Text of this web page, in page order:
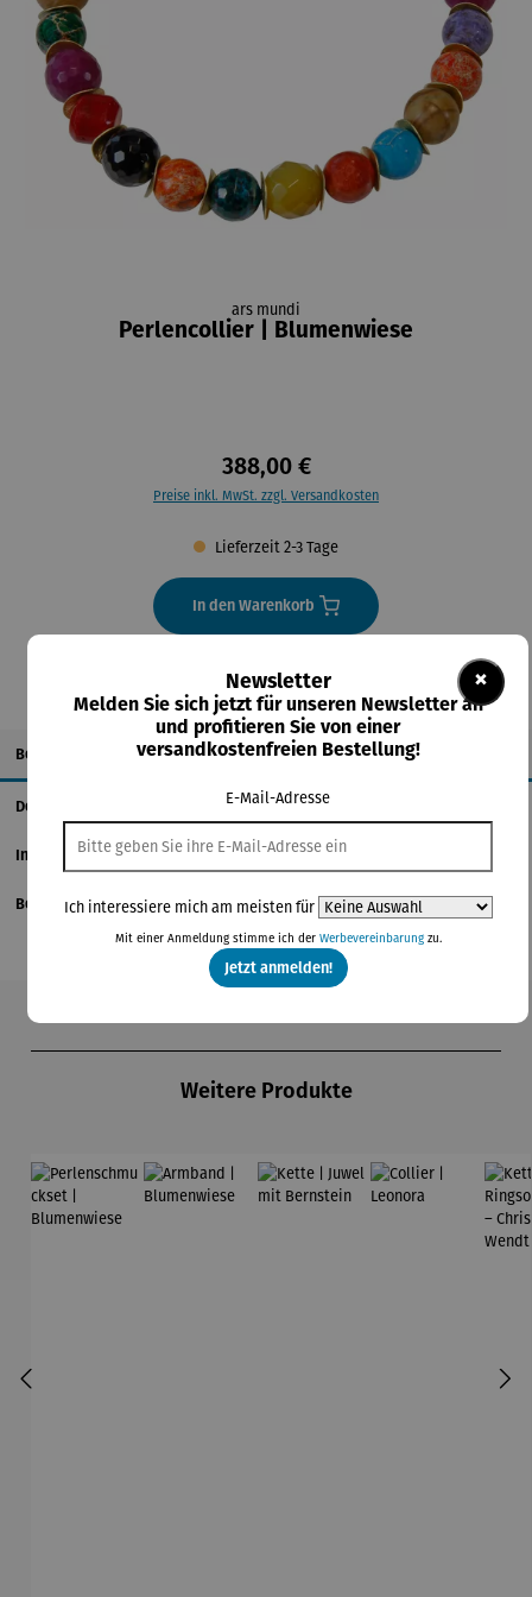
ars mundi
Perlencollier | Blumenwiese
388,00 €
Preise inkl. MwSt. zzgl. Versandkosten
Lieferzeit 2-3 Tage
In den Warenkorb
Beschreibung
Details
Informationen zum Hersteller
Bewertungen
Weitere Produkte
×
Newsletter
Melden Sie sich jetzt für unseren Newsletter an
und profitieren Sie von einer
versandkostenfreien Bestellung!
E-Mail-Adresse
Ich interessiere mich am meisten für
Mit einer Anmeldung stimme ich der Werbevereinbarungzu.
Jetzt anmelden!